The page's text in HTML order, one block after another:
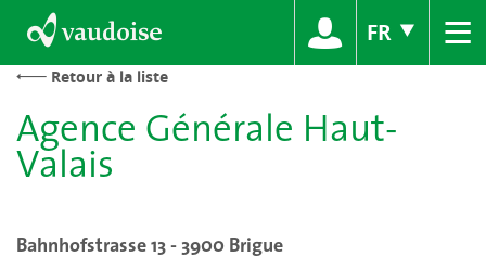
FR ≡
Retour à la liste
Agence Générale Haut-
Valais
Bahnhofstrasse 13 - 3900 Brigue